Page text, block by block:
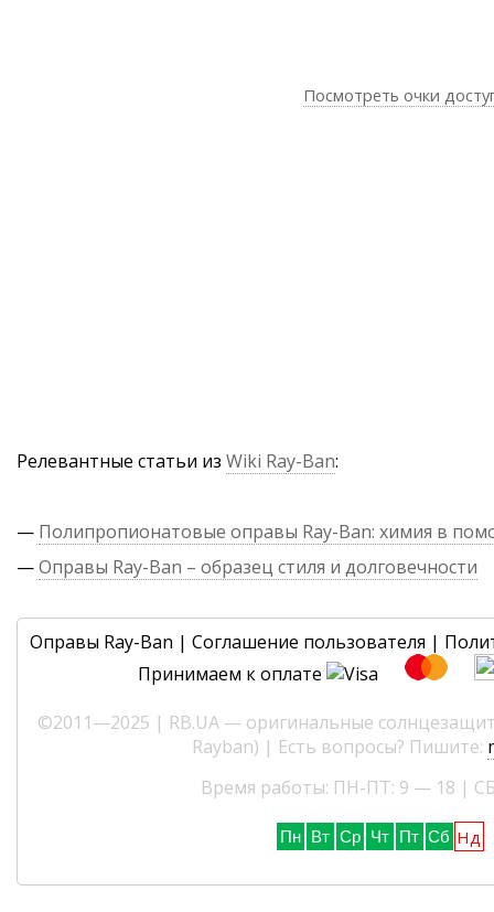
Посмотреть очки
Релевантные статьи из Wiki Ray-Ban:
— Полипропионатовые оправы Ray-Ban: химия в
—Оправы Ray-Ban – образец стиля и долговечности
Оправы Ray-Ban | Соглашение пользователя |
Принимаем к оплате
©2011—2025 | RB.UA — оригинальные
Rayban) | Есть вопросы? Пишите:
Время работы: ПН-ПТ: 9 — 18 |
Пн Вт Ср Чт Пт Сб Нд